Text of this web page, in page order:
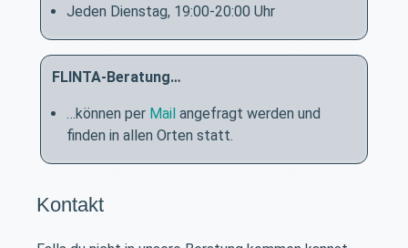
Jeden Dienstag, 19:00-20:00 Uhr
FLINTA-Beratung…
…können per Mail angefragt werden und
finden in allen Orten statt.
Kontakt